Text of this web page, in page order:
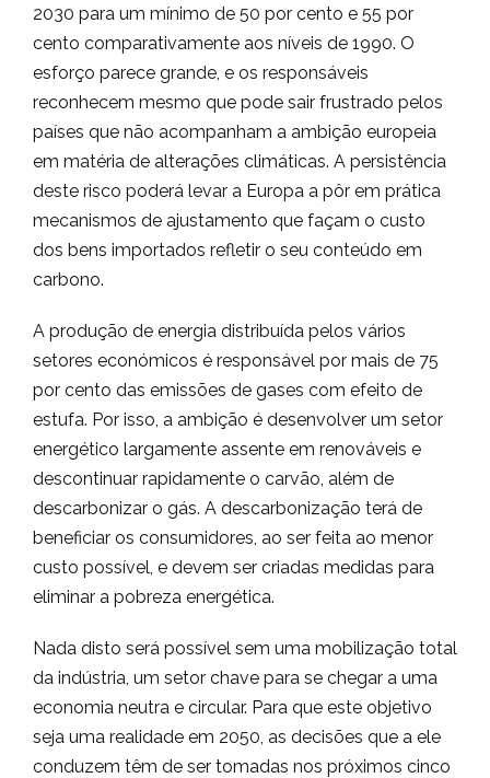
2030 para um mínimo de 50 por cento e 55 por
cento comparativamente aos níveis de 1990. O
esforço parece grande, e os responsáveis
reconhecem mesmo que pode sair frustrado pelos
países que não acompanham a ambição europeia
em matéria de alterações climáticas. A persistência
deste risco poderá levar a Europa a pôr em prática
mecanismos de ajustamento que façam o custo
dos bens importados refletir o seu conteúdo em
carbono.
A produção de energia distribuída pelos vários
setores económicos é responsável por mais de 75
por cento das emissões de gases com efeito de
estufa. Por isso, a ambição é desenvolver um setor
energético largamente assente em renováveis e
descontinuar rapidamente o carvão, além de
descarbonizar o gás. A descarbonização terá de
beneficiar os consumidores, ao ser feita ao menor
custo possível, e devem ser criadas medidas para
eliminar a pobreza energética.
Nada disto será possível sem uma mobilização total
da indústria, um setor chave para se chegar a uma
economia neutra e circular. Para que este objetivo
seja uma realidade em 2050, as decisões que a ele
conduzem têm de ser tomadas nos próximos cinco